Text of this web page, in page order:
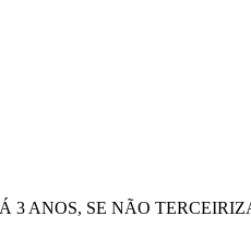
ANOS, SE NÃO